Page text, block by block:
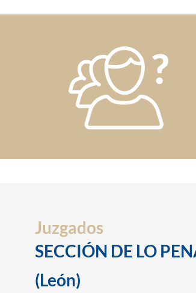
Juzgados
SECCIÓN DE LO
(León)